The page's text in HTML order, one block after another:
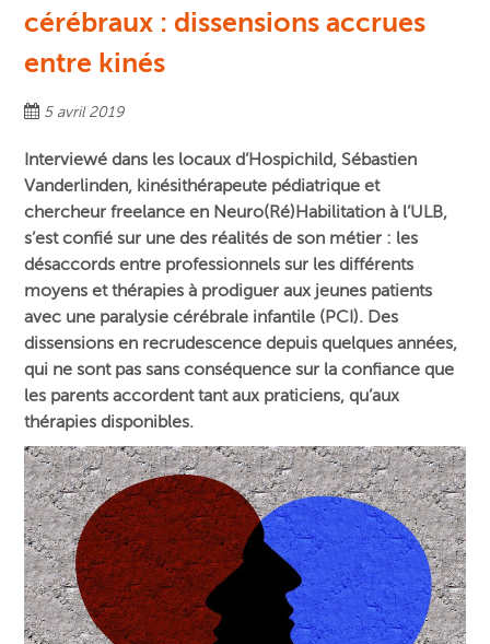
cérébraux : dissensions accrues
entre kinés
5 avril 2019
Interviewé dans les locaux d’Hospichild, Sébastien
Vanderlinden, kinésithérapeute pédiatrique et
chercheur freelance en Neuro(Ré)Habilitation à l’ULB,
s’est confié sur une des réalités de son métier : les
désaccords entre professionnels sur les différents
moyens et thérapies à prodiguer aux jeunes patients
avec une paralysie cérébrale infantile (PCI). Des
dissensions en recrudescence depuis quelques années,
qui ne sont pas sans conséquence sur la confiance que
les parents accordent tant aux praticiens, qu’aux
thérapies disponibles.